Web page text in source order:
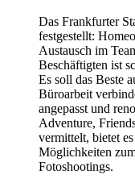
Das Frankfurter
festgestellt:
Austausch im
Beschäftigten ist
Es soll das Beste
Büroarbeit
angepasst und
Adventure,
vermittelt, bietet
Möglichkeiten
Fotoshootings.